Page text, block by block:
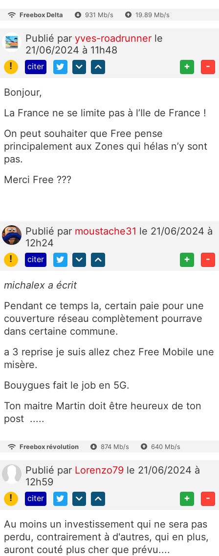
Freebox Delta 931 Mb/s 19.89 Mb/s
Publié par yves-roadrunner le
21/06/2024 à 11h48
!
citer + -
Bonjour,
La France ne se limite pas à l’Ile de France !
On peut souhaiter que Free pense
principalement aux Zones qui hélas n’y sont
pas.
Merci Free ???
Publié par moustache31 le 21/06/2024 à
12h24
!
citer + -
michalex a écrit
Pendant ce temps la, certain paie pour une
couverture réseau complètement pourrave
dans certaine commune.
a 3 reprise je suis allez chez Free Mobile une
misère.
Bouygues fait le job en 5G.
Ton maitre Martin doit être heureux de ton
post .....
Freebox révolution 874 Mb/s 640 Mb/s
Publié par Lorenzo79 le 21/06/2024 à
12h59
!
citer + -
Au moins un investissement qui ne sera pas
perdu, contrairement à d'autres, qui en plus,
auront couté plus cher que prévu....